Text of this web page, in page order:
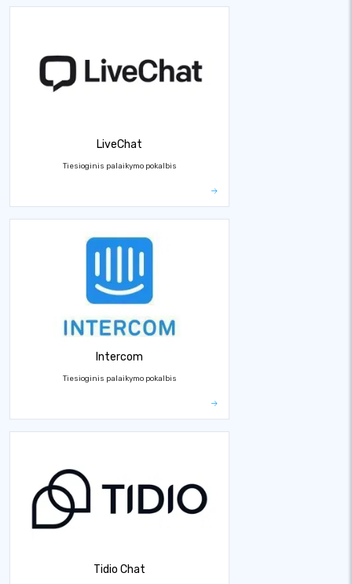
LiveChat
Tiesioginis palaikymo pokalbis
Intercom
Tiesioginis palaikymo pokalbis
Tidio Chat